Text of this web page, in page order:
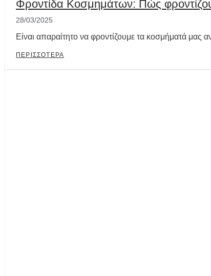
Φροντίδα Κοσμημάτων: Πώς
28/03/2025
Είναι απαραίτητο να φροντίζουμε τα κοσμήματά μας
ΠΕΡΙΣΣΟΤΕΡΑ